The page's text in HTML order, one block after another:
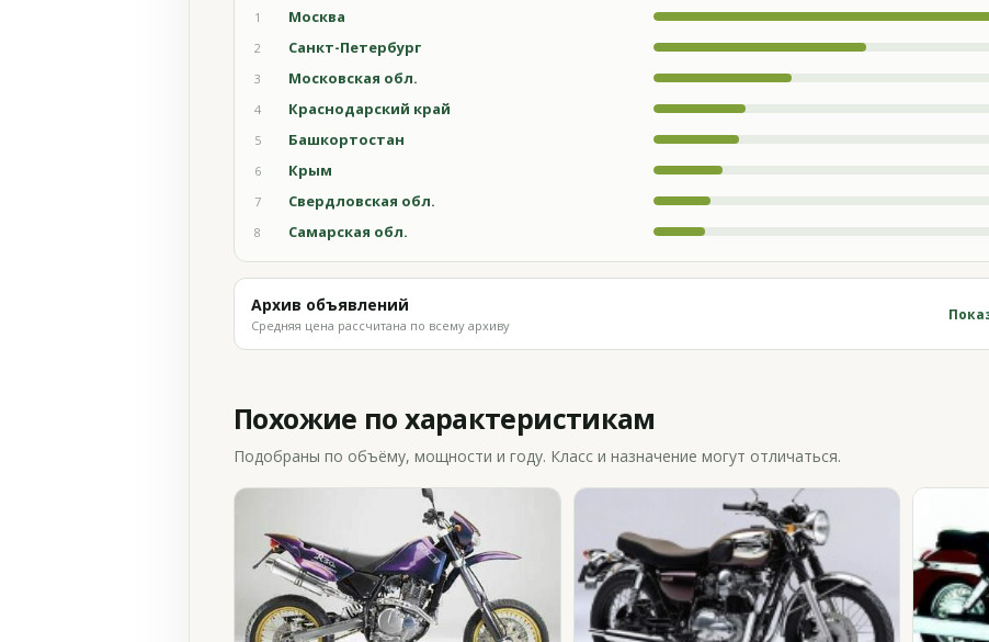
1 Москва
2
Санкт-Петербург
3
Московская обл.
4
Краснодарский край
5
Башкортостан
6
Крым
7
Свердловская обл.
8
Самарская обл.
Архив объявлений
Средняя цена рассчитана по всему архиву
Похожие по характеристикам
Подобраны по объёму, мощности и году. Класс и назначение могут отличаться.